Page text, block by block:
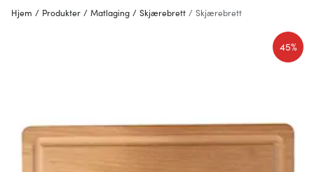
Hjem / Produkter / Matlaging / Skjærebrett / Skjærebrett
45%